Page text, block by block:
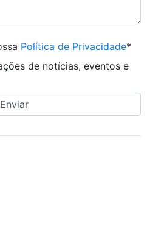
Política de Privacidade*
de notícias, eventos e